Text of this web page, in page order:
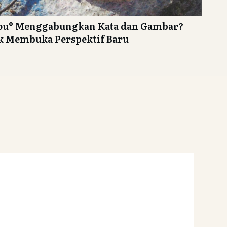
Menggabungkan Kata dan Gambar?
Membuka Perspektif Baru